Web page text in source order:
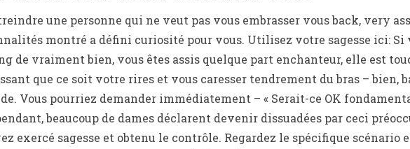
une personne qui ne veut pas vous embrasser vous back, very
montré a défini curiosité pour vous. Utilisez votre sagesse ici: Si
de vraiment bien, vous êtes assis quelque part enchanteur, elle est
que ce soit votre rires et vous caresser tendrement du bras – bien,
Vous pourriez demander immédiatement – « Serait-ce OK
beaucoup de dames déclarent devenir dissuadées par ceci
exercé sagesse et obtenu le contrôle. Regardez le spécifique scénario